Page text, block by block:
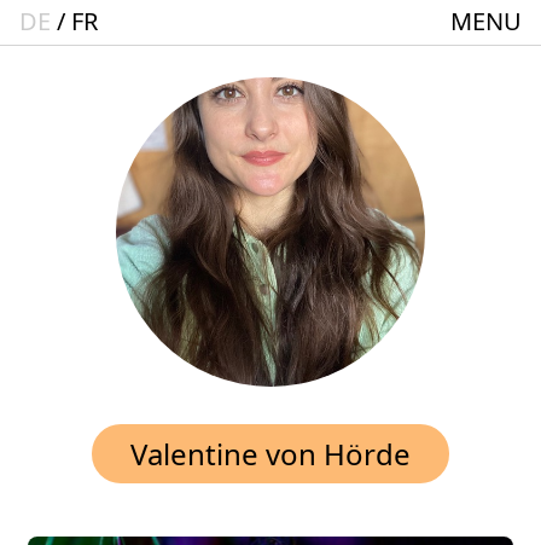
DE FR MENU
Startseite
ACTO – Städte und Gemeindebund-Theater
Oberrhein
Aktuelles
Junges Theater
Theaterclub für Senior:innen + 60
Geschichte
Ensemble
Valentine von Hörde